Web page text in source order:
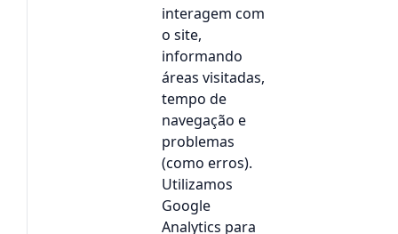
interagem com
o site,
informando
áreas visitadas,
tempo de
navegação e
problemas
(como erros).
Utilizamos
Google
Analytics para